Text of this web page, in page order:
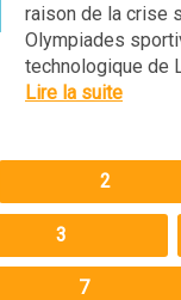
raison de la crise
Olympiades
technologique de
Lire la suite
2
3
7